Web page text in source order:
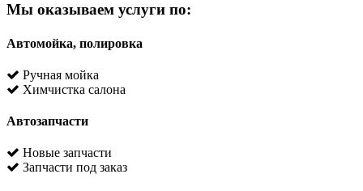
Мы оказываем услуги по:
Автомойка, полировка
Ручная мойка
Химчистка салона
Автозапчасти
Новые запчасти
Запчасти под заказ